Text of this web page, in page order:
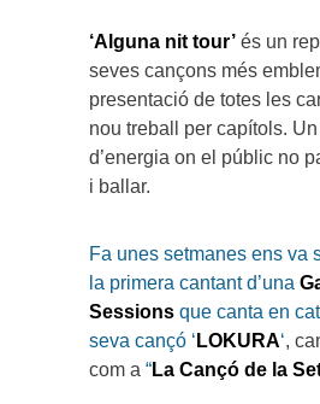
‘Alguna nit tour’ és un
seves cançons més
presentació de totes les
nou treball per capítols.
d’energia on el públic no
i ballar.
Fa unes setmanes ens va
la primera cantant d’una
Sessions que canta en
seva cançó ‘ LOKURA‘,
com a “La Cançó de la